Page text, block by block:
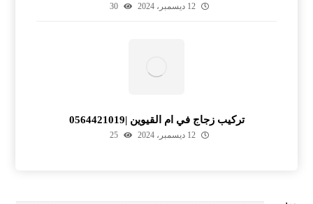
12 ديسمبر، 2024 30
تركيب زجاج في ام القيوين |0564421019
12 ديسمبر، 2024 25